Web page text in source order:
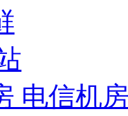
电信机